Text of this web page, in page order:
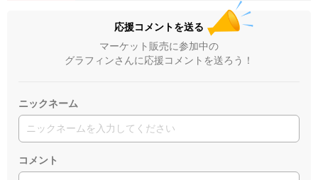
応援コメントを送る
マーケット販売に参加中の
グラフィンさんに応援コメントを送ろう！
ニックネーム
コメント